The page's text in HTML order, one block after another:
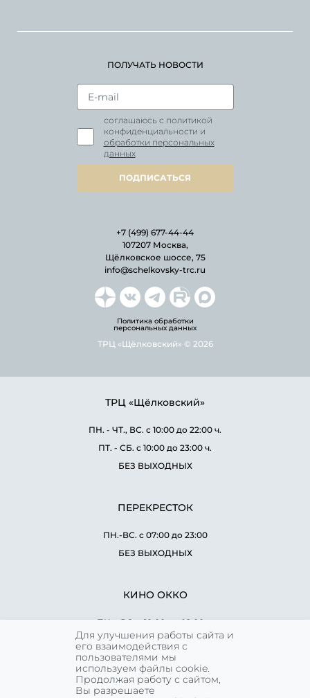
ПОЛУЧАТЬ НОВОСТИ
соглашаюсь с политикой
конфиденциальности и
обработки персональных
данных
ПОДПИСАТЬСЯ
+7 (499) 677-44-44
107207 Москва,
Щёлковское шоссе, 75
info@schelkovsky-trc.ru
Политика обработки
персональных данных
ТРЦ «Щёлковский» © 2026
ТРЦ «Щёлковский»
ПН. - ЧТ., ВС. с 10:00 до 22:00 ч.
ПТ. - СБ. с 10:00 до 23:00 ч.
БЕЗ ВЫХОДНЫХ
ПЕРЕКРЕСТОК
ПН.-ВС. с 07:00 до 23:00
БЕЗ ВЫХОДНЫХ
КИНО ОККО
ПН. - ВС. с 10:00 до 02:00 ч.
БЕЗ ВЫХОДНЫХ
WORLD CLASS
Для улучшения работы сайта и
его взаимодействия с
пользователями мы
используем файлы cookie.
Продолжая работу с сайтом,
Вы разрешаете